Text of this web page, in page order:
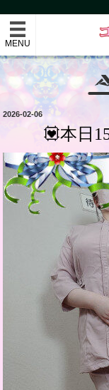
テ
ン
ツ
ス
プ
本
投
2026-02-06
💟本日